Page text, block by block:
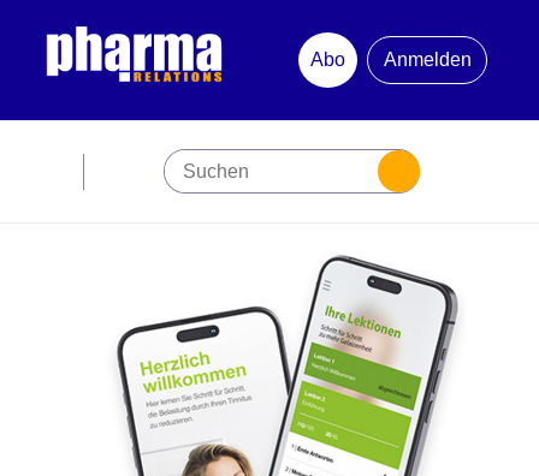
Abo
Anmelden
Jubiläum
Newsletter